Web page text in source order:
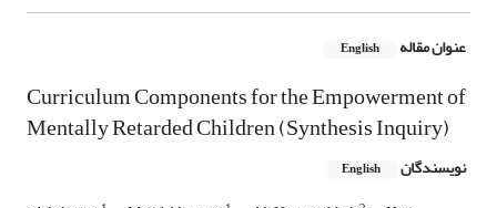
عنوان مقاله English
Curriculum Components for the Empowerment of
Mentally Retarded Children (Synthesis Inquiry)
نویسندگان English